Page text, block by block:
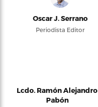
Oscar J. Serrano
Periodista Editor
Lcdo. Ramón Alejandro
Pabón